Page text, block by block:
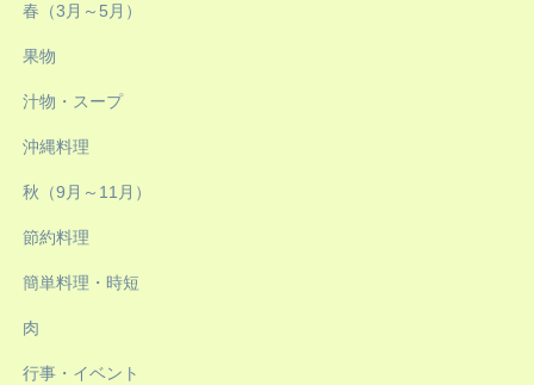
春（3月～5月）
果物
汁物・スープ
沖縄料理
秋（9月～11月）
節約料理
簡単料理・時短
肉
行事・イベント